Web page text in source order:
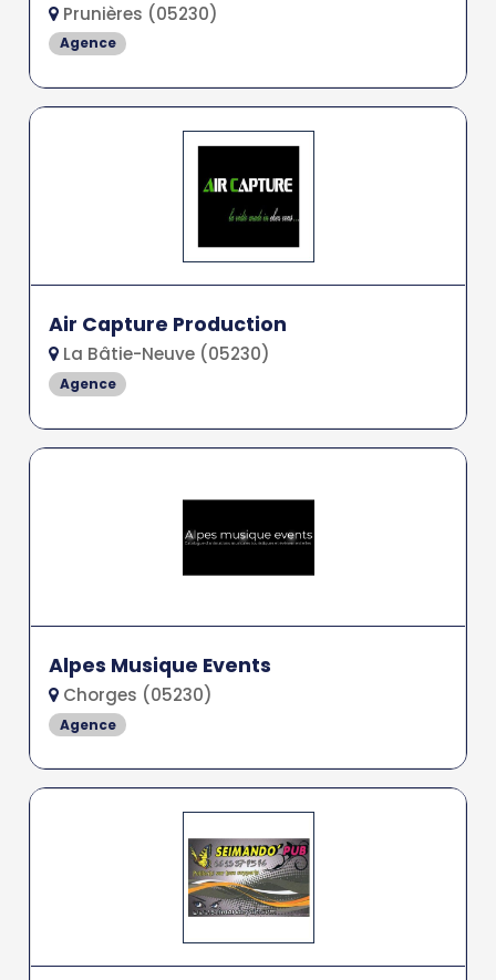
Prunières (05230)
Agence
Air Capture Production
La Bâtie-Neuve (05230)
Agence
Alpes Musique Events
Chorges (05230)
Agence